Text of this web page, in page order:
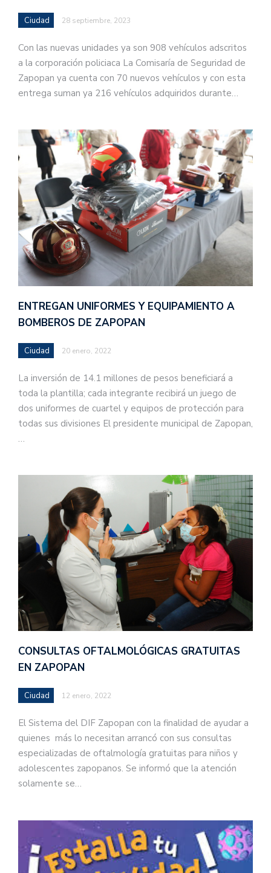
Ciudad 28 septiembre, 2023
Con las nuevas unidades ya son 908 vehículos adscritos
a la corporación policiaca La Comisaría de Seguridad de
Zapopan ya cuenta con 70 nuevos vehículos y con esta
entrega suman ya 216 vehículos adquiridos durante…
ENTREGAN UNIFORMES Y EQUIPAMIENTO A
BOMBEROS DE ZAPOPAN
Ciudad 20 enero, 2022
La inversión de 14.1 millones de pesos beneficiará a
toda la plantilla; cada integrante recibirá un juego de
dos uniformes de cuartel y equipos de protección para
todas sus divisiones El presidente municipal de Zapopan,
…
CONSULTAS OFTALMOLÓGICAS GRATUITAS
EN ZAPOPAN
Ciudad 12 enero, 2022
El Sistema del DIF Zapopan con la finalidad de ayudar a
quienes más lo necesitan arrancó con sus consultas
especializadas de oftalmología gratuitas para niños y
adolescentes zapopanos. Se informó que la atención
solamente se…